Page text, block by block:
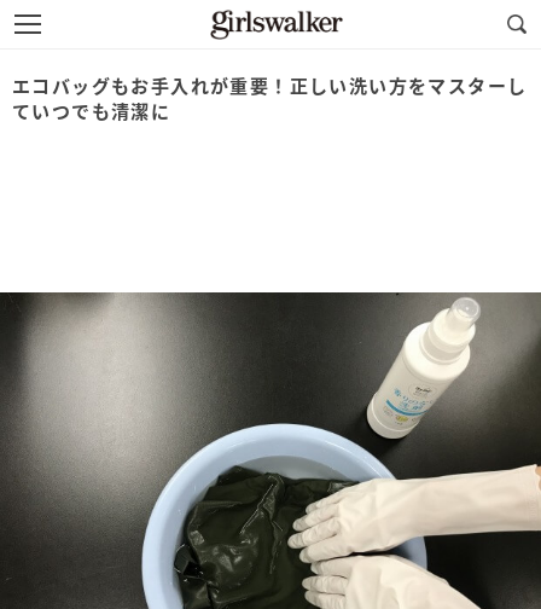
エコバッグもお手入れが重要！正しい洗い方をマスターし
ていつでも清潔に